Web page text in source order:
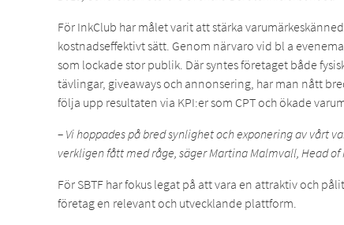
För InkClub har målet varit att stärka
kostnadseffektivt sätt. Genom närvaro vid bl a
som lockade stor publik. Där syntes företaget både
tävlingar, giveaways och annonsering, har man nått
följa upp resultaten via KPI:er som CPT och ökade
– Vi hoppades på bred synlighet och exponering av vårt
verkligen fått med råge, säger Martina Malmvall, Head
För SBTF har fokus legat på att vara en attraktiv och
företag en relevant och utvecklande plattform.